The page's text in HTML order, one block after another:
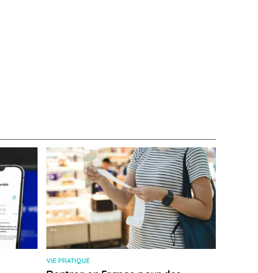
VIE PRATIQUE